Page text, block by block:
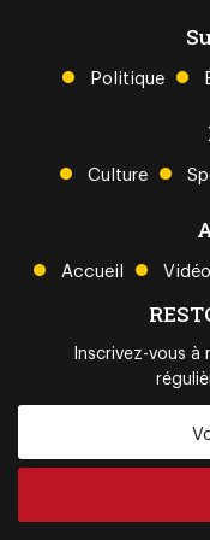
Politique
Culture
Accueil
Inscrivez-vous